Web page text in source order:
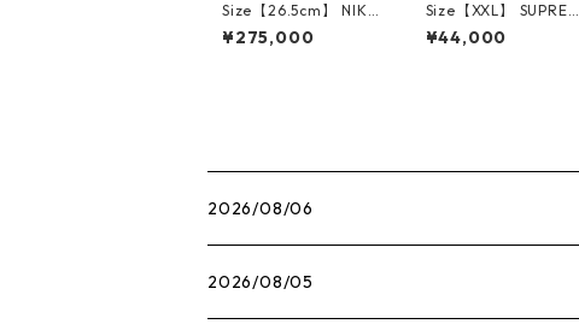
Size【26.5cm】 NIKE
ナイキ ×Travis Scott
AIR JORDAN 1 LOW
¥275,000
Size【XXL】 SUPREM
E シュプリーム 24AW
Box Logo Hooded Sw
¥44,000
2026/08/06
2026/08/05